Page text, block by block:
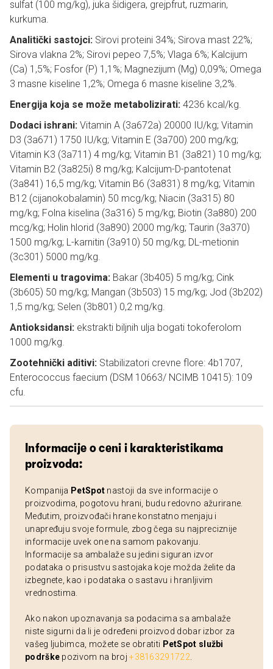
sulfat (100 mg/kg), juka šidigera, grejpfrut, ruzmarin,
kurkuma.
Analitički sastojci: Sirovi proteini 34%; Sirova mast 22%;
Sirova vlakna 2%; Sirovi pepeo 7,5%; Vlaga 6%; Kalcijum
(Ca) 1,5%; Fosfor (P) 1,1%; Magnezijum (Mg) 0,09%; Omega
3 masne kiseline 1,2%; Omega 6 masne kiseline 3,2%.
Energija koja se može metabolizirati: 4236 kcal/kg.
Dodaci ishrani: Vitamin A (3a672a) 20000 IU/kg; Vitamin
D3 (3a671) 1750 IU/kg; Vitamin E (3a700) 200 mg/kg;
Vitamin K3 (3a711) 4 mg/kg; Vitamin B1 (3a821) 10 mg/kg;
Vitamin B2 (3a825i) 8 mg/kg; Kalcijum-D-pantotenat
(3a841) 16,5 mg/kg; Vitamin B6 (3a831) 8 mg/kg; Vitamin
B12 (cijanokobalamin) 50 mcg/kg; Niacin (3a315) 80
mg/kg; Folna kiselina (3a316) 5 mg/kg; Biotin (3a880) 200
mcg/kg; Holin hlorid (3a890) 2000 mg/kg; Taurin (3a370)
1500 mg/kg; L-karnitin (3a910) 50 mg/kg; DL-metionin
(3c301) 5000 mg/kg.
Elementi u tragovima: Bakar (3b405) 5 mg/kg; Cink
(3b605) 50 mg/kg; Mangan (3b503) 15 mg/kg; Jod (3b202)
1,5 mg/kg; Selen (3b801) 0,2 mg/kg.
Antioksidansi: ekstrakti biljnih ulja bogati tokoferolom
1000 mg/kg.
Zootehnički aditivi: Stabilizatori crevne flore: 4b1707,
Enterococcus faecium (DSM 10663/ NCIMB 10415): 109
cfu.
Informacije o ceni i karakteristikama
proizvoda:
Kompanija PetSpot nastoji da sve informacije o
proizvodima, pogotovu hrani, budu redovno ažurirane.
Međutim, proizvođači hrane konstatno menjaju i
unapređuju svoje formule, zbog čega su najpreciznije
informacije uvek one na samom pakovanju.
Informacije sa ambalaže su jedini siguran izvor
podataka o prisustvu sastojaka koje možda želite da
izbegnete, kao i podataka o sastavu i hranljivim
vrednostima.
Ako nakon upoznavanja sa podacima sa ambalaže
niste sigurni da li je određeni proizvod dobar izbor za
vašeg ljubimca, možete se obratiti PetSpot službi
podrške pozivom na broj+38163291722